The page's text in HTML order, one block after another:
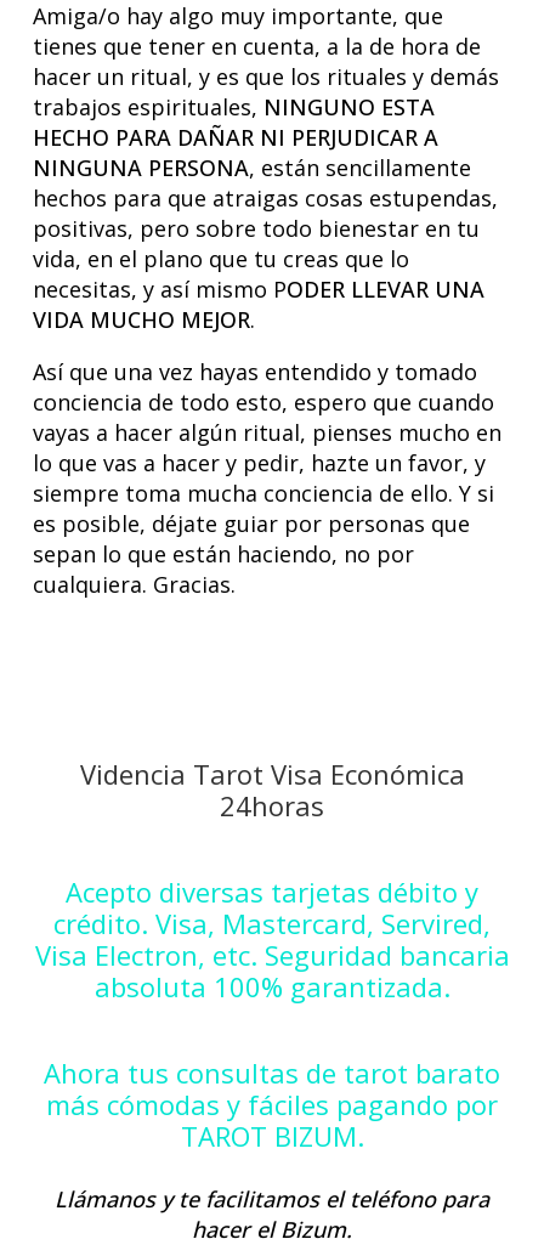
Amiga/o hay algo muy importante, que
tienes que tener en cuenta, a la de hora de
hacer un ritual, y es que los rituales y demás
trabajos espirituales, NINGUNO ESTA
HECHO PARA DAÑAR NI PERJUDICAR A
NINGUNA PERSONA, están sencillamente
hechos para que atraigas cosas estupendas,
positivas, pero sobre todo bienestar en tu
vida, en el plano que tu creas que lo
necesitas, y así mismo PODER LLEVAR UNA
VIDA MUCHO MEJOR.
Así que una vez hayas entendido y tomado
conciencia de todo esto, espero que cuando
vayas a hacer algún ritual, pienses mucho en
lo que vas a hacer y pedir, hazte un favor, y
siempre toma mucha conciencia de ello. Y si
es posible, déjate guiar por personas que
sepan lo que están haciendo, no por
cualquiera. Gracias.
Videncia Tarot Visa Económica
24horas
Acepto diversas tarjetas débito y
crédito. Visa, Mastercard, Servired,
Visa Electron, etc. Seguridad bancaria
absoluta 100% garantizada.
Ahora tus consultas de tarot barato
más cómodas y fáciles pagando por
TAROT BIZUM.
Llámanos y te facilitamos el teléfono para
hacer el Bizum.